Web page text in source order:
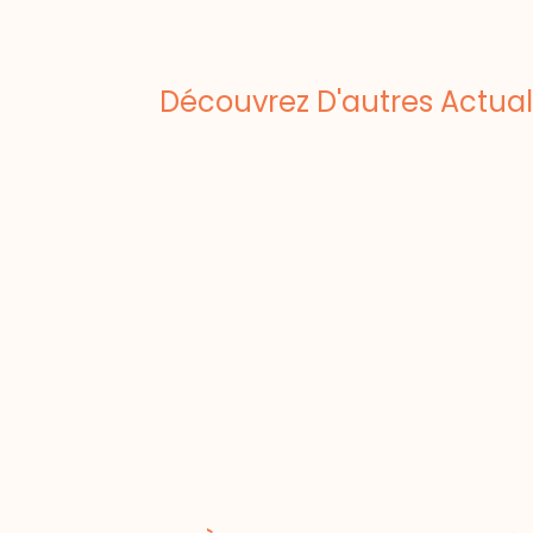
Découvrez D'autres